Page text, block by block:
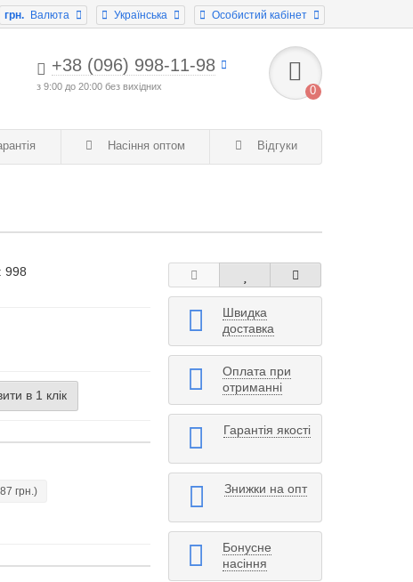
Особистий кабінет
Українська
грн. Валюта
+38 (096) 998-11-98
з 9:00 до 20:00 без вихідних 0
Насіння оптом Відгуки
998
в 1 клік
грн.)
Швидка
доставка
Оплата при
отриманні
Гарантія якості
Знижки на опт
Бонусне
насіння